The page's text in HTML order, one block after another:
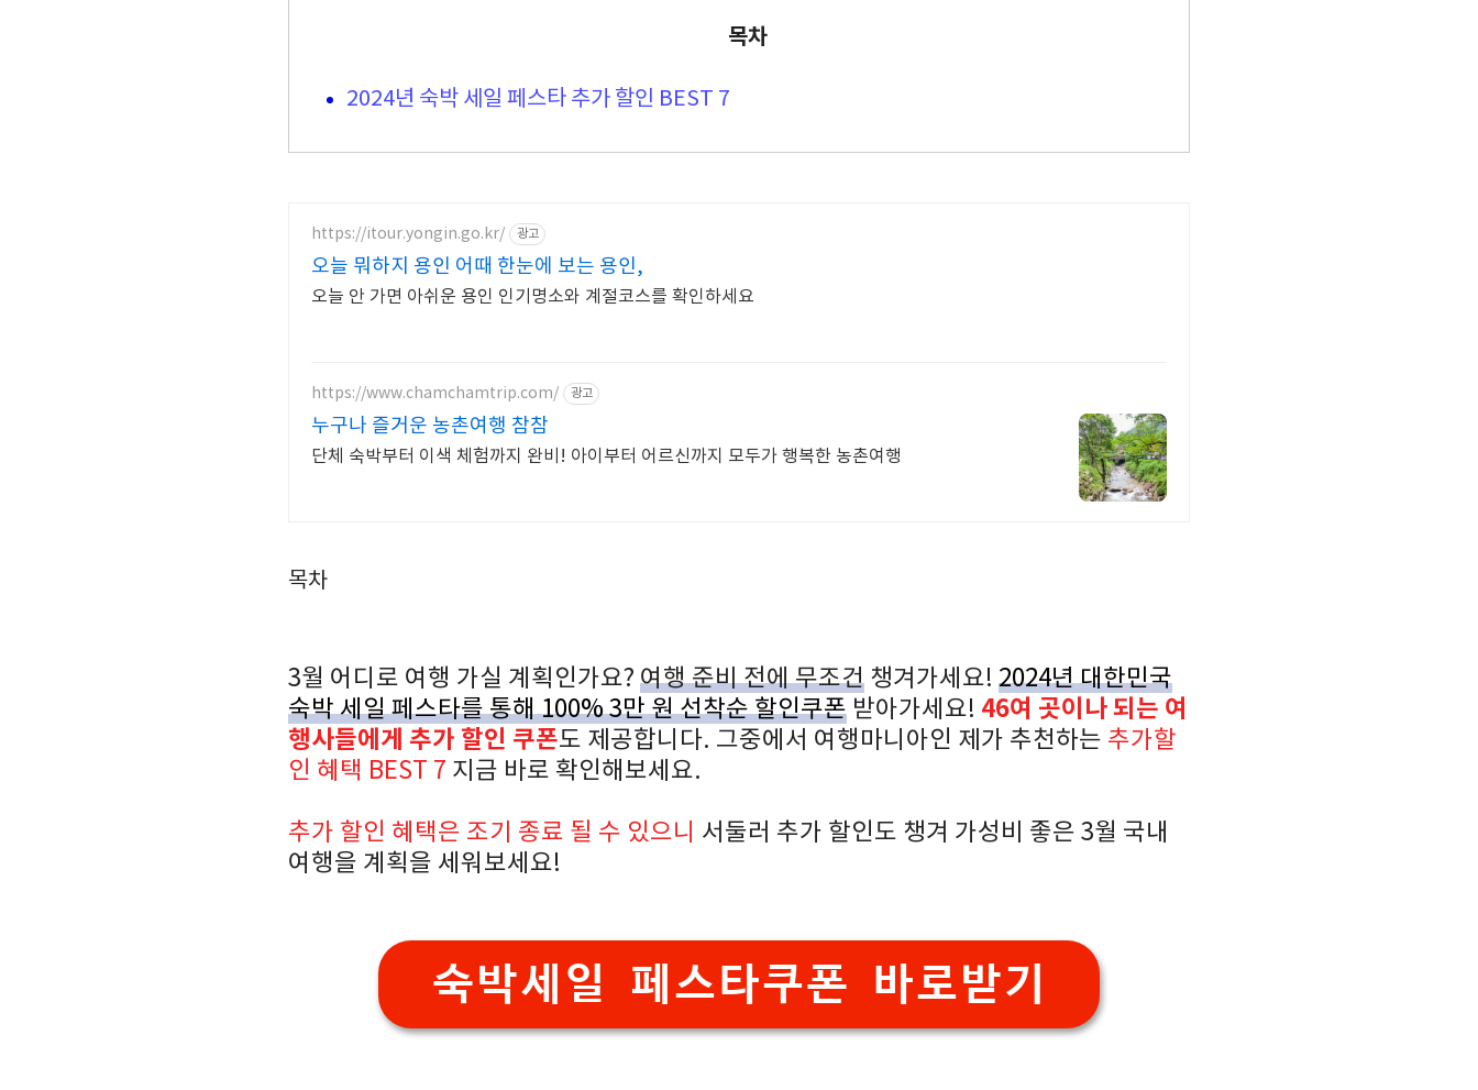
목차
2024년 숙박 세일 페스타 추가 할인 BEST 7
https://itour.yongin.go.kr/ 광고
오늘 뭐하지 용인 어때 한눈에 보는 용인,
오늘 안 가면 아쉬운 용인 인기명소와 계절코스를 확인하세요
https://www.chamchamtrip.com/ 광고
누구나 즐거운 농촌여행 참참
단체 숙박부터 이색 체험까지 완비! 아이부터 어르신까지 모두가 행복한 농촌여행
목차
3월 어디로 여행 가실 계획인가요? 여행 준비 전에 무조건 챙겨가세요! 2024년 대한민국
숙박 세일 페스타를 통해 100% 3만 원 선착순 할인쿠폰 받아가세요! 46여 곳이나 되는 여
행사들에게 추가 할인 쿠폰도 제공합니다. 그중에서 여행마니아인 제가 추천하는 추가할
인 혜택 BEST 7 지금 바로 확인해보세요.
추가 할인 혜택은 조기 종료 될 수 있으니 서둘러 추가 할인도 챙겨 가성비 좋은 3월 국내
여행을 계획을 세워보세요!
숙박세일 페스타쿠폰 바로받기